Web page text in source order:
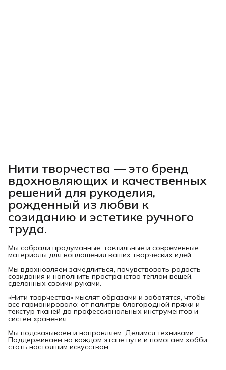
Нити творчества — это бренд
вдохновляющих и качественных
решений для рукоделия,
рожденный из любви к
созиданию и эстетике ручного
труда.
Мы собрали продуманные, тактильные и современные
материалы для воплощения ваших творческих идей.
Мы вдохновляем замедлиться, почувствовать радость
созидания и наполнить пространство теплом вещей,
сделанных своими руками.
«Нити творчества» мыслят образами и заботятся, чтобы
всё гармонировало: от палитры благородной пряжи и
текстур тканей до профессиональных инструментов и
систем хранения.
Мы подсказываем и направляем. Делимся техниками.
Поддерживаем на каждом этапе пути и помогаем хобби
стать настоящим искусством.